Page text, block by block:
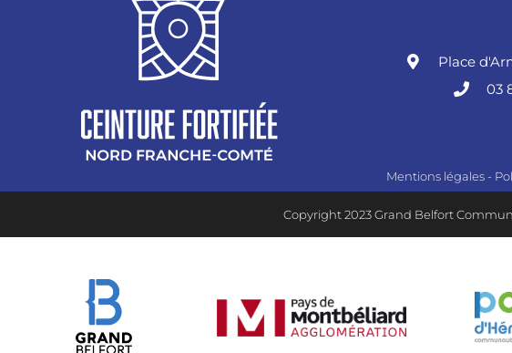
Place
03
Mentions légales -
Copyright 2023 Grand Belfort